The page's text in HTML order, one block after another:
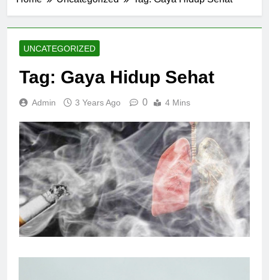
UNCATEGORIZED
Tag: Gaya Hidup Sehat
Admin 3 Years Ago 0 4 Mins